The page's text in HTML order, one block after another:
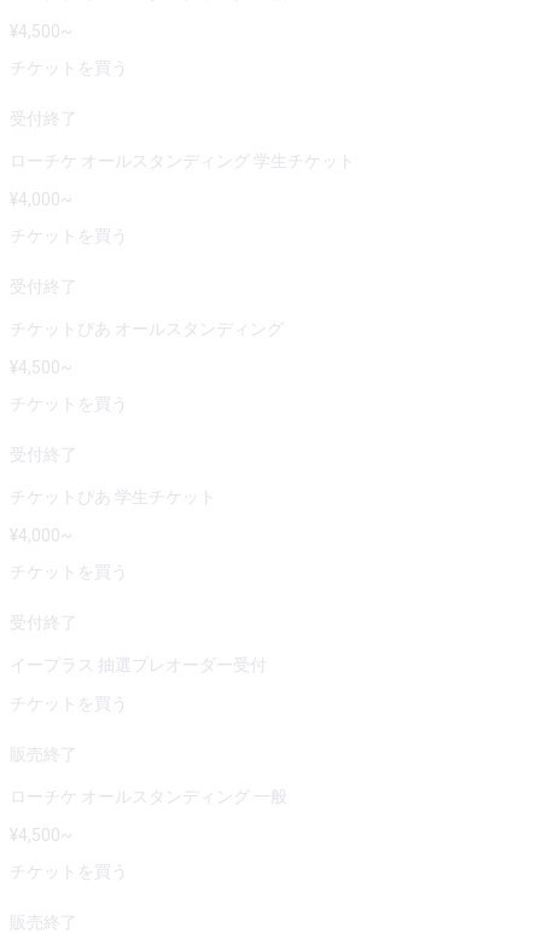
¥4,500~
チケットを買う
受付終了
ローチケ オールスタンディング 学生チケット
¥4,000~
チケットを買う
受付終了
チケットぴあ オールスタンディング
¥4,500~
チケットを買う
受付終了
チケットぴあ 学生チケット
¥4,000~
チケットを買う
受付終了
イープラス 抽選プレオーダー受付
チケットを買う
販売終了
ローチケ オールスタンディング 一般
¥4,500~
チケットを買う
販売終了